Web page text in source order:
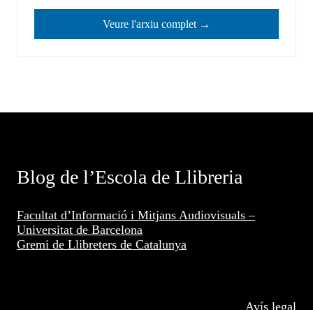
Veure l'arxiu complet →
Blog de l’Escola de Llibreria
Facultat d’Informació i Mitjans Audiovisuals –
Universitat de Barcelona
Gremi de Llibreters de Catalunya
Avís legal